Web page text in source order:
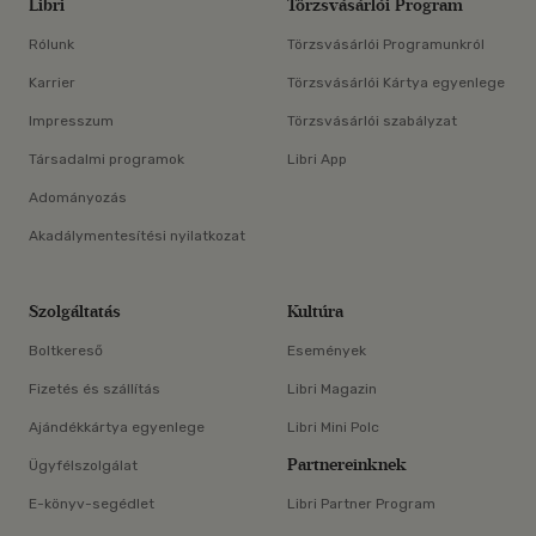
Libri
Rólunk
Karrier
Impresszum
Társadalmi programok
Adományozás
Akadálymentesítési nyilatkozat
Törzsvásárlói Program
Törzsvásárlói Programunkról
Törzsvásárlói Kártya egyenlege
Törzsvásárlói szabályzat
Libri App
Szolgáltatás
Boltkereső
Fizetés és szállítás
Ajándékkártya egyenlege
Ügyfélszolgálat
E-könyv-segédlet
Kultúra
Események
Libri Magazin
Libri Mini Polc
Partnereinknek
Libri Partner Program